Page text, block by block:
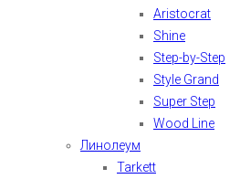
Aristocrat
Shine
Step-by-Step
Style Grand
Super Step
Wood Line
Линолеум
Tarkett